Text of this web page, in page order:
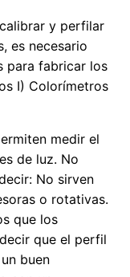
y perfilar
es necesario
para fabricar los
I) Colorímetros
medir el
de luz. No
No sirven
o rotativas.
que los
que el perfil
buen